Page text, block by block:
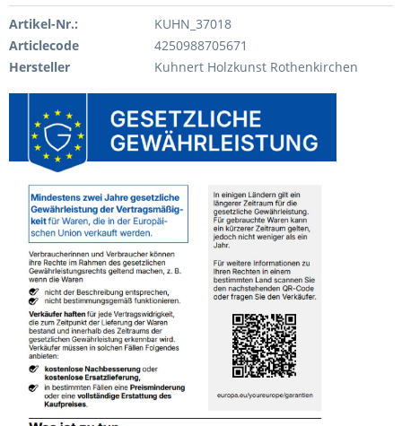
Artikel-Nr.:
KUHN_37018
Articlecode
4250988705671
Hersteller
Kuhnert Holzkunst Rothenkirchen